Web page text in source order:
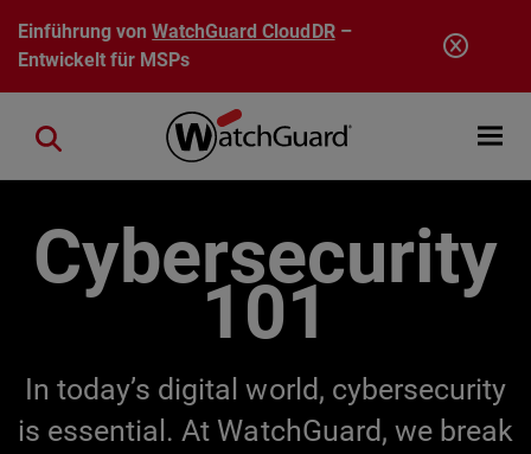
Direkt zum Inhalt
Einführung vonWatchGuard CloudDR–
Entwickelt für MSPs
Open
Close search
Cybersecurity
101
In today’s digital world, cybersecurity
is essential. At WatchGuard, we break